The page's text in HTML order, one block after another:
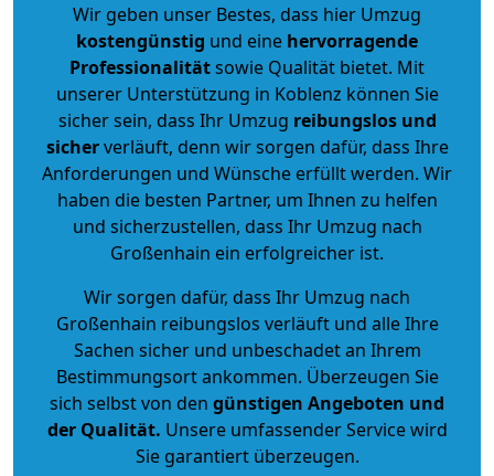
Wir geben unser Bestes, dass hier Umzug
kostengünstig und eine hervorragende
Professionalitätsowie Qualität bietet. Mit
unserer Unterstützung in Koblenz können Sie
sicher sein, dass Ihr Umzug reibungslos und
sicherverläuft, denn wir sorgen dafür, dass Ihre
Anforderungen und Wünsche erfüllt werden. Wir
haben die besten Partner, um Ihnen zu helfen
und sicherzustellen, dass Ihr Umzug nach
Großenhain ein erfolgreicher ist.
Wir sorgen dafür, dass Ihr Umzug nach
Großenhain reibungslos verläuft und alle Ihre
Sachen sicher und unbeschadet an Ihrem
Bestimmungsort ankommen. Überzeugen Sie
sich selbst von den günstigen Angeboten und
der Qualität. Unsere umfassender Service wird
Sie garantiert überzeugen.